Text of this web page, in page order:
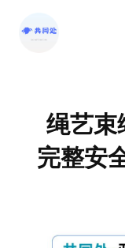
绳艺束
完整安